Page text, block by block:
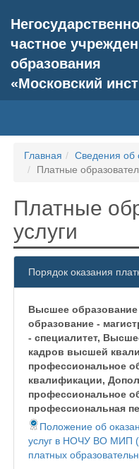
частное
образования
«Московский
Главная
Сведения об
Платные
Платные
услуги
Порядок оказания
Высшее
образование -
- специалитет,
кадров высшей
профессиональное
квалификации,
профессиональное
профессиональная
Положение об
услуг в НОЧУ ВО МИП
платных